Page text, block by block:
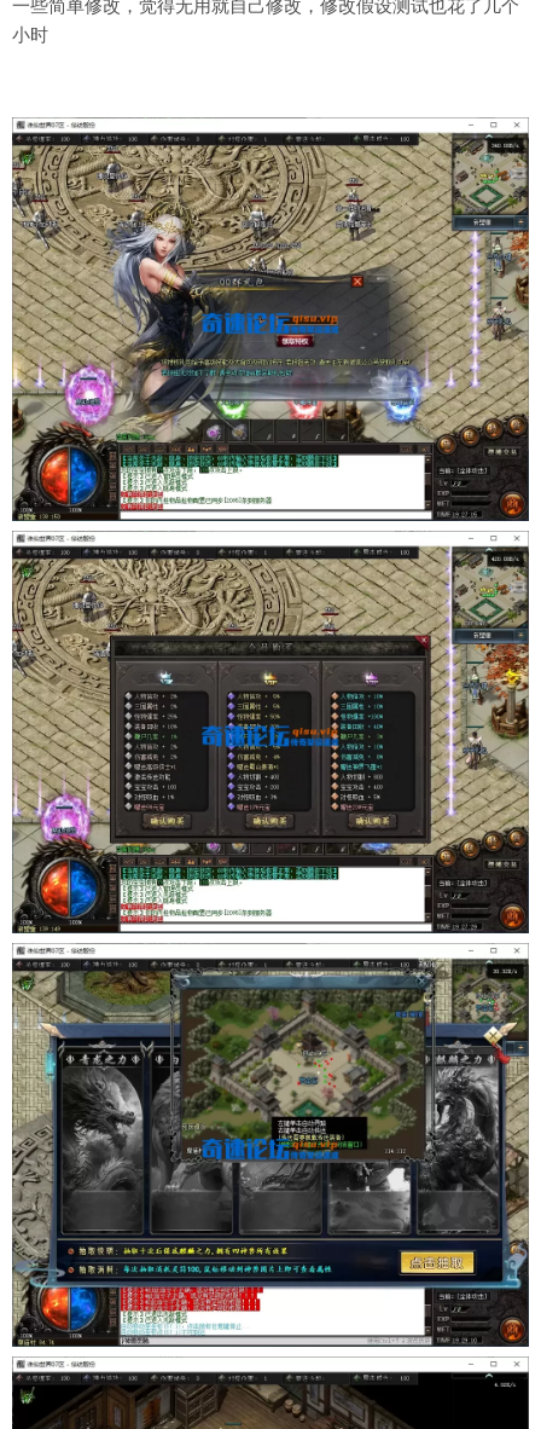
一些简单修改，觉得无用就自己修改，修改假设测试也花了几个
小时